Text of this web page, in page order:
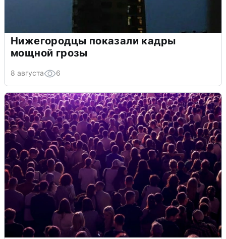
Нижегородцы показали кадры
мощной грозы
8 августа 6